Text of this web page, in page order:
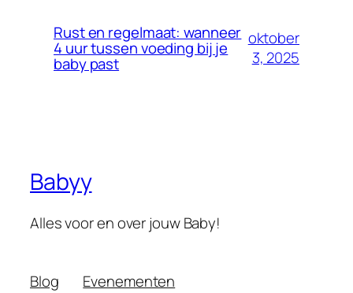
Rust en regelmaat: wanneer
4 uur tussen voeding bij je
baby past
oktober
3, 2025
Babyy
Alles voor en over jouw Baby!
Blog
Evenementen